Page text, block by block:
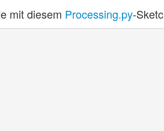
mit diesem Processing.py-